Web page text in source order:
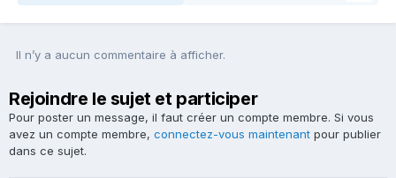
Il n’y a aucun commentaire à afficher.
Rejoindre le sujet et participer
Pour poster un message, il faut créer un compte membre. Si vous
avez un compte membre, connectez-vous maintenant pour publier
dans ce sujet.